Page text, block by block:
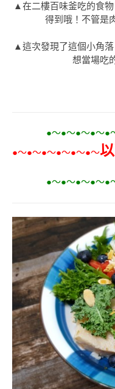
▲在二樓百味釜吃的食
得到哦！不管是
▲這次發現了這個小角落
想當場吃
●～●～●～●～●
●～●～●～●～●～●～
●～●～●～●～●